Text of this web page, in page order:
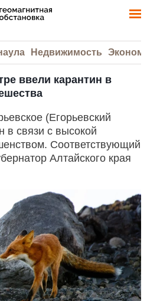
Недвижимость
ввели карантин в
(Егорьевский
в связи с высокой
Соответствующий
Алтайского края